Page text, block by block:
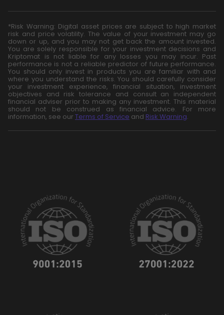
*Risk Warning: Digital asset prices are subject to high market
risk and price volatility. The value of your investment may go
down or up, and you may not get back the amount invested.
You are solely responsible for your investment decisions and
Kriptomat is not liable for any losses you may incur. Past
performance is not a reliable predictor of future performance.
You should only invest in products you are familiar with and
where you understand the risks. You should carefully consider
your investment experience, financial situation, investment
objectives and risk tolerance and consult an independent
financial adviser prior to making any investment. This material
should not be construed as financial advice. For more
information, see our Terms of Service and Risk Warning.